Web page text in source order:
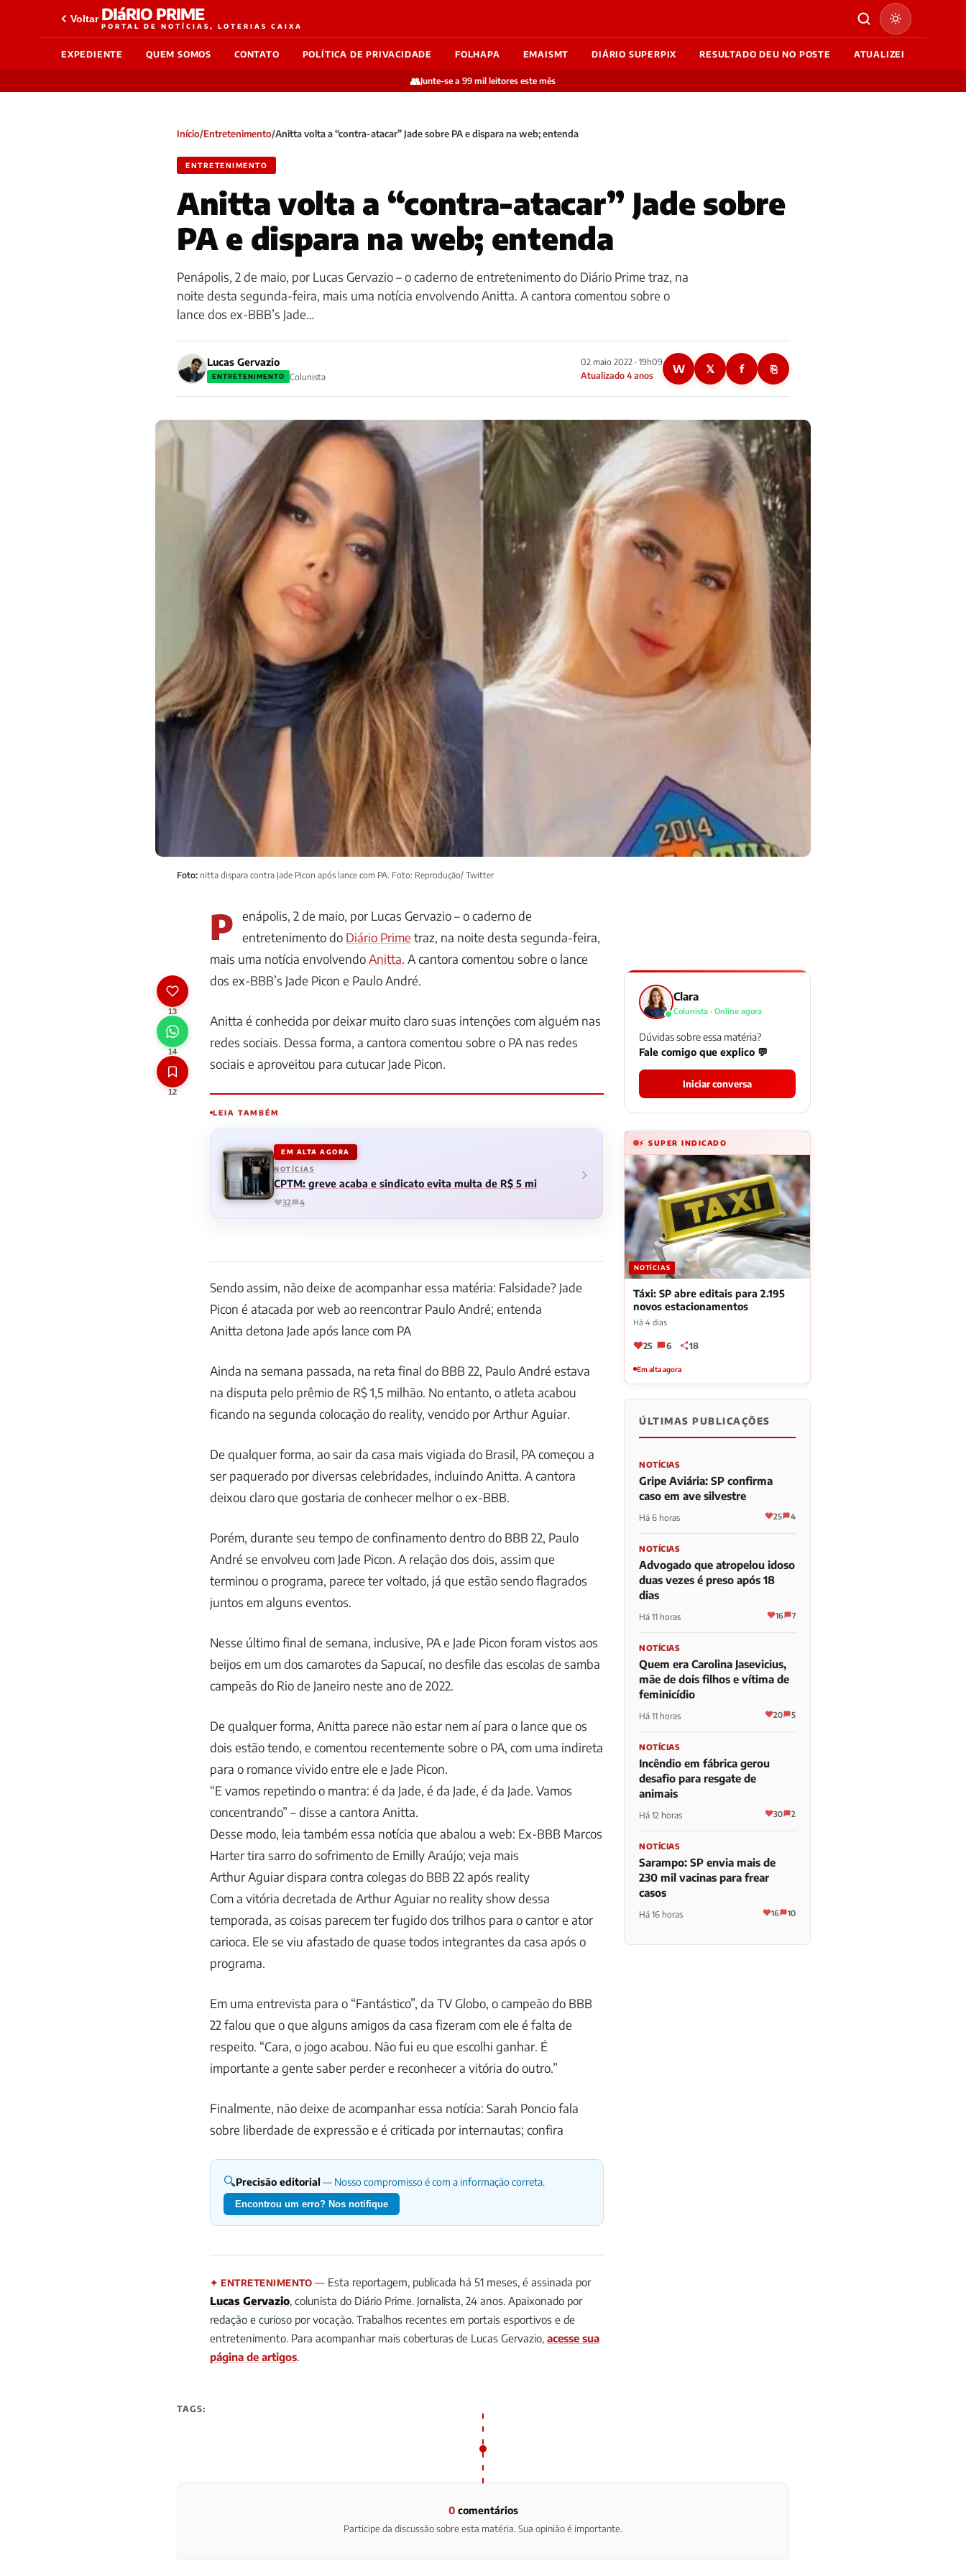
Voltar DIáRIO PRIME
PORTAL DE NOTÍCIAS, LOTERIAS CAIXA
EXPEDIENTE QUEM SOMOS CONTATO POLÍTICA DE PRIVACIDADE FOLHAPA EMAISMT DIÁRIO SUPERPIX RESULTADO DEU NO POSTE ATUALIZEI
👥Junte-se a 99 mil leitores este mês
Início/Entretenimento/Anitta volta a “contra-atacar” Jade sobre PA e dispara na web; entenda
ENTRETENIMENTO
Anitta volta a “contra-atacar” Jade sobre
PA e dispara na web; entenda
Penápolis, 2 de maio, por Lucas Gervazio – o caderno de entretenimento do Diário Prime traz, na
noite desta segunda-feira, mais uma notícia envolvendo Anitta. A cantora comentou sobre o
lance dos ex-BBB’s Jade…
Lucas Gervazio
ENTRETENIMENTO Colunista
02 maio 2022 · 19h09
Atualizado 4 anos
W 𝕏 f ⎘
Foto: nitta dispara contra Jade Picon após lance com PA. Foto: Reprodução/ Twitter
13
14
12
P enápolis, 2 de maio, por Lucas Gervazio – o caderno de
entretenimento do Diário Prime traz, na noite desta segunda-feira,
mais uma notícia envolvendoAnitta. A cantora comentou sobre o lance
dos ex-BBB’s Jade Picon e Paulo André.
Anitta é conhecida por deixar muito claro suas intenções com alguém nas
redes sociais. Dessa forma, a cantora comentou sobre o PA nas redes
sociais e aproveitou para cutucar Jade Picon.
LEIA TAMBÉM
EM ALTA AGORA
NOTÍCIAS
CPTM: greve acaba e sindicato evita multa de R$ 5 mi
32 4
Sendo assim, não deixe de acompanhar essa matéria: Falsidade? Jade
Picon é atacada por web ao reencontrar Paulo André; entenda
Anitta detona Jade após lance com PA
Ainda na semana passada, na reta final do BBB 22, Paulo André estava
na disputa pelo prêmio de R$ 1,5 milhão. No entanto, o atleta acabou
ficando na segunda colocação do reality, vencido por Arthur Aguiar.
De qualquer forma, ao sair da casa mais vigiada do Brasil, PA começou a
ser paquerado por diversas celebridades, incluindo Anitta. A cantora
deixou claro que gostaria de conhecer melhor o ex-BBB.
Porém, durante seu tempo de confinamento dentro do BBB 22, Paulo
André se envolveu com Jade Picon. A relação dos dois, assim que
terminou o programa, parece ter voltado, já que estão sendo flagrados
juntos em alguns eventos.
Nesse último final de semana, inclusive, PA e Jade Picon foram vistos aos
beijos em um dos camarotes da Sapucaí, no desfile das escolas de samba
campeãs do Rio de Janeiro neste ano de 2022.
De qualquer forma, Anitta parece não estar nem aí para o lance que os
dois estão tendo, e comentou recentemente sobre o PA, com uma indireta
para o romance vivido entre ele e Jade Picon.
“E vamos repetindo o mantra: é da Jade, é da Jade, é da Jade. Vamos
concentrando” – disse a cantora Anitta.
Desse modo, leia também essa notícia que abalou a web: Ex-BBB Marcos
Harter tira sarro do sofrimento de Emilly Araújo; veja mais
Arthur Aguiar dispara contra colegas do BBB 22 após reality
Com a vitória decretada de Arthur Aguiar no reality show dessa
temporada, as coisas parecem ter fugido dos trilhos para o cantor e ator
carioca. Ele se viu afastado de quase todos integrantes da casa após o
programa.
Em uma entrevista para o “Fantástico”, da TV Globo, o campeão do BBB
22 falou que o que alguns amigos da casa fizeram com ele é falta de
respeito. “Cara, o jogo acabou. Não fui eu que escolhi ganhar. É
importante a gente saber perder e reconhecer a vitória do outro.”
Finalmente, não deixe de acompanhar essa notícia: Sarah Poncio fala
sobre liberdade de expressão e é criticada por internautas; confira
🔍Precisão editorial — Nosso compromisso é com a informação correta.
Encontrou um erro? Nos notifique
✦ ENTRETENIMENTO — Esta reportagem, publicada há 51 meses, é assinada por
Lucas Gervazio, colunista do Diário Prime. Jornalista, 24 anos. Apaixonado por
redação e curioso por vocação. Trabalhos recentes em portais esportivos e de
entretenimento. Para acompanhar mais coberturas de Lucas Gervazio, acesse sua
página de artigos.
Clara
Colunista · Online agora
Dúvidas sobre essa matéria?
Fale comigo que explico 💬
Iniciar conversa
⚡ SUPER INDICADO
NOTÍCIAS
Táxi: SP abre editais para 2.195
novos estacionamentos
Há 4 dias
25 6 18
Em alta agora
ÚLTIMAS PUBLICAÇÕES
NOTÍCIAS
Gripe Aviária: SP confirma
caso em ave silvestre
Há 6 horas 25 4
NOTÍCIAS
Advogado que atropelou idoso
duas vezes é preso após 18
dias
Há 11 horas 16 7
NOTÍCIAS
Quem era Carolina Jasevicius,
mãe de dois filhos e vítima de
feminicídio
Há 11 horas 20 5
NOTÍCIAS
Incêndio em fábrica gerou
desafio para resgate de
animais
Há 12 horas 30 2
NOTÍCIAS
Sarampo: SP envia mais de
230 mil vacinas para frear
casos
Há 16 horas 16 10
TAGS:
0comentários
Participe da discussão sobre esta matéria. Sua opinião é importante.